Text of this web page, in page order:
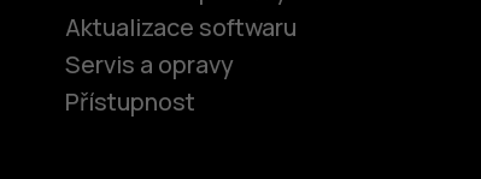
Aktualizace softwaru
Servis a opravy
Přístupnost